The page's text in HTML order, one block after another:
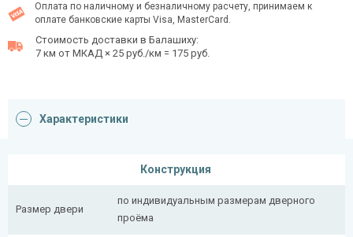
Оплата по наличному и безналичному расчету, принимаем к
оплате банковские карты Visa, MasterCard.
Стоимость доставки в Балашиху:
7 км от МКАД × 25 руб./км = 175 руб.
Характеристики
Конструкция
Размер двери
по индивидуальным размерам дверного
проёма